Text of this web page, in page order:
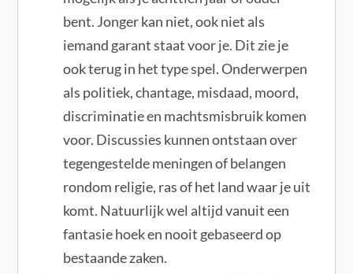
bent. Jonger kan niet, ook niet als
iemand garant staat voor je. Dit zie je
ook terug in het type spel. Onderwerpen
als politiek, chantage, misdaad, moord,
discriminatie en machtsmisbruik komen
voor. Discussies kunnen ontstaan over
tegengestelde meningen of belangen
rondom religie, ras of het land waar je uit
komt. Natuurlijk wel altijd vanuit een
fantasie hoek en nooit gebaseerd op
bestaande zaken.